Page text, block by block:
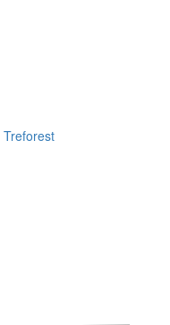
Treforest